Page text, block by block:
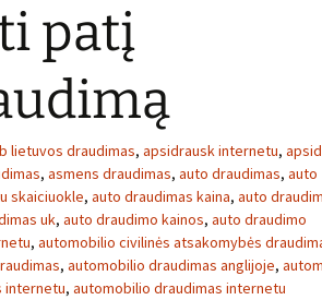
patį
lietuvos draudimas, apsidrausk internetu,
, asmens draudimas, auto draudimas, auto
skaiciuokle, auto draudimas kaina, auto
uk, auto draudimo kainos, auto draudimo
, automobilio civilinės atsakomybės
, automobilio draudimas anglijoje,
internetu, automobilio draudimas internetu